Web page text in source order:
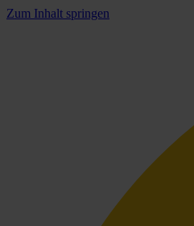
Zum Inhalt springen